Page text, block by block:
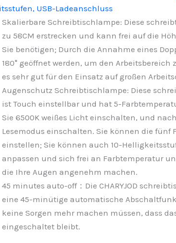
USB-Ladeanschluss
Skalierbare Schreibtischlampe: Diese
zu 58CM erstrecken und kann frei auf die
Sie benötigen; Durch die Annahme eines
180° geöffnet werden, um den
es sehr gut für den Einsatz auf großen
Augenschutz Schreibtischlampe: Diese
ist Touch einstellbar und hat 5-
Sie 6500K weißes Licht einschalten, und
Lesemodus einschalten. Sie können die fünf
einstellen; Sie können auch 10-
anpassen und sich frei an Farbtemperatur
die Ihre Augen angenehm machen.
45 minutes auto-off：Die CHARYJOD
eine 45-minütige automatische
keine Sorgen mehr machen müssen, dass
eingeschaltet bleibt.